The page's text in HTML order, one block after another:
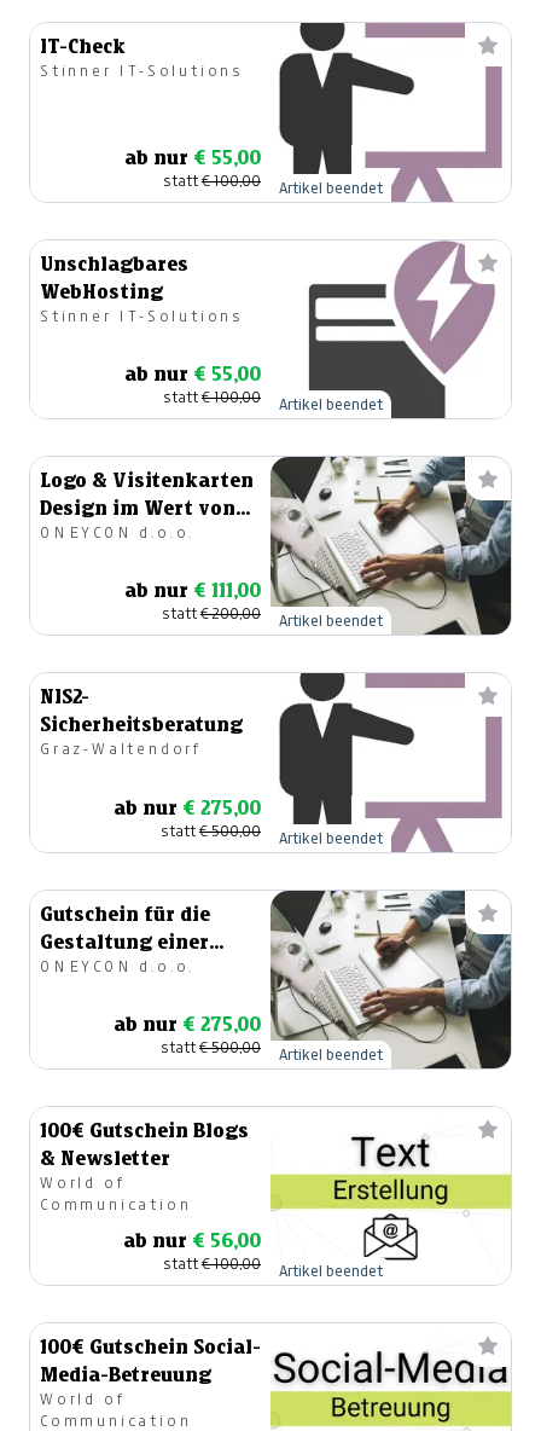
IT-Check
Stinner IT-Solutions
ab nur € 55,00
statt€ 100,00 Artikel beendet
Unschlagbares
WebHosting
Stinner IT-Solutions
ab nur € 55,00
statt€ 100,00 Artikel beendet
Logo & Visitenkarten
Design im Wert von
200 €
ONEYCON d.o.o.
ab nur € 111,00
statt€ 200,00 Artikel beendet
NIS2-
Sicherheitsberatung
Graz-Waltendorf
ab nur € 275,00
statt€ 500,00 Artikel beendet
Gutschein für die
Gestaltung einer
Homepage im Wert
ONEYCON d.o.o.
ab nur € 275,00
statt€ 500,00 Artikel beendet
100€ Gutschein Blogs
& Newsletter
World of
Communication
ab nur € 56,00
statt€ 100,00 Artikel beendet
100€ Gutschein Social-
Media-Betreuung
World of
Communication